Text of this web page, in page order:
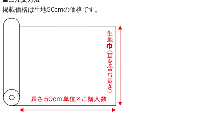
掲載価格は生地50cmの価格です。